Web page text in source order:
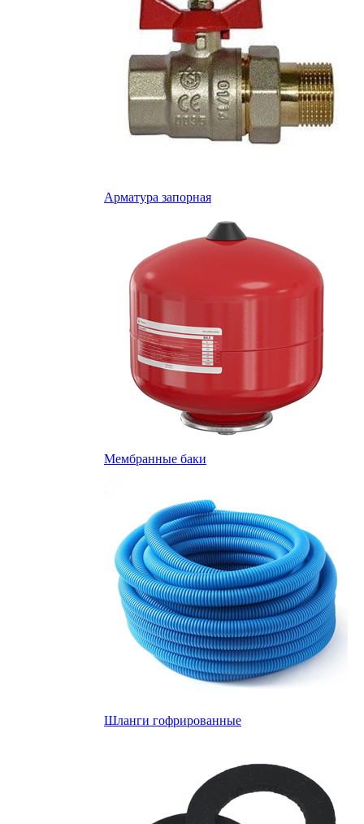
Арматура запорная
Мембранные баки
Шланги гофрированные